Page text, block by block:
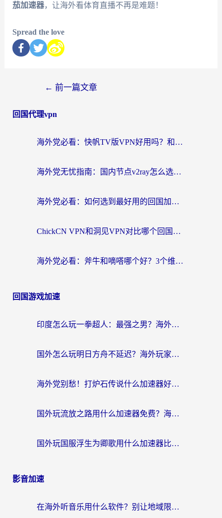
茄加速器，让海外看体育直播不再是难题！
Spread the love
← 前一篇文章
回国代理vpn
海外党必看：快帆TV版VPN好用吗？和快游VPN对比哪个回国效果更好？附实用避坑指南
海外党无忧指南：国内节点v2ray怎么选？一键回国VPN+多场景实测帮你避坑
海外党必看：如何选到最好用的回国加速器？从节点到售后的全维度指南
ChickCN VPN和洞见VPN对比哪个回国效果更好？海外党亲测3款加速器+避坑指南
海外党必看：斧牛和嘀嗒哪个好？3个维度教你选对回国加速器
回国游戏加速
印度怎么玩一拳超人：最强之男？海外党国服游戏加速避坑指南
国外怎么玩明日方舟不延迟？海外玩家国服游戏加速终极指南（附DNF梦幻诛仙解决方案）
海外党别愁！打炉石传说什么加速器好用？3个实用技巧解决国服游戏卡顿
国外玩流放之路用什么加速器免费？海外党亲测有效的国服游戏加速指南
国外玩国服浮生为卿歌用什么加速器比较好？海外党亲测不踩坑指南
影音加速
在海外听音乐用什么软件？别让地域限制断了你的华语歌单